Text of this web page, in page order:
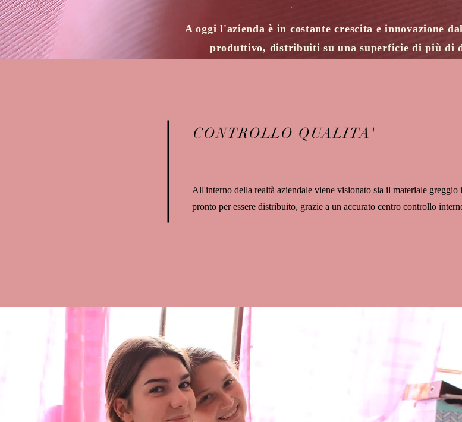
A oggi l'azienda è in costante crescita e innovazione
produttivo, distribuiti su una superficie di più di
CONTROLLO QUALITA'
All'interno della realtà aziendale viene visionato sia il materiale
pronto per essere distribuito, grazie a un accurato centro controllo